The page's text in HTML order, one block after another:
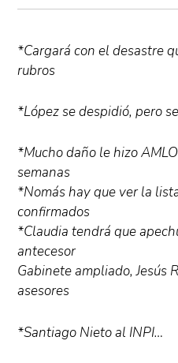
*Cargará con el desastre
rubros
*López se despidió, pero
*Mucho daño le hizo
semanas
*Nomás hay que ver la
confirmados
*Claudia tendrá que
antecesor
Gabinete ampliado, Jesús
asesores
*Santiago Nieto al INPI…